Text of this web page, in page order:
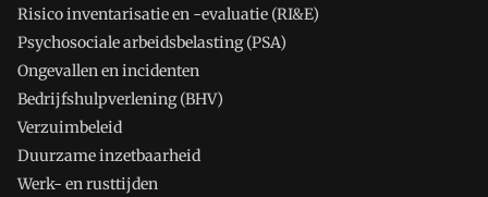
Risico inventarisatie en -evaluatie (RI&E)
Psychosociale arbeidsbelasting (PSA)
Ongevallen en incidenten
Bedrijfshulpverlening (BHV)
Verzuimbeleid
Duurzame inzetbaarheid
Werk- en rusttijden